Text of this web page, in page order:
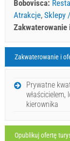
Bobovisca:
Atrakcje, Sklepy
Zakwaterowanie
Bobovisca
Mapa
Zakwaterowanie i
Prywatne
właścicielem,
kierownika
Opublikuj ofertę